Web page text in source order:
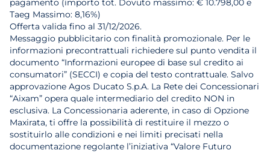
pagamento (importo tot. Dovuto massimo: € 10.798,00 e
Taeg Massimo: 8,16%)
Offerta valida fino al 31/12/2026.
Messaggio pubblicitario con finalità promozionale. Per le
informazioni precontrattuali richiedere sul punto vendita il
documento “Informazioni europee di base sul credito ai
consumatori” (SECCI) e copia del testo contrattuale. Salvo
approvazione Agos Ducato S.p.A. La Rete dei Concessionari
“Aixam” opera quale intermediario del credito NON in
esclusiva. La Concessionaria aderente, in caso di Opzione
Maxirata, ti offre la possibilità di restituire il mezzo o
sostituirlo alle condizioni e nei limiti precisati nella
documentazione regolante l’iniziativa “Valore Futuro